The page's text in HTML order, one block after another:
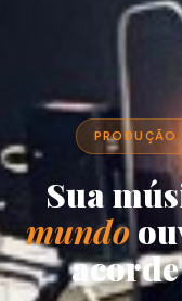
PRODUÇÃO
Sua
mundo